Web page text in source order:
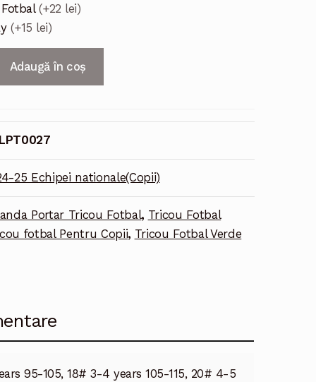
(+22 lei)
(+15 lei)
Adaugă în coș
25 Echipei nationale(Copii)
Portar Tricou Fotbal, Tricou Fotbal
fotbal Pentru Copii, Tricou Fotbal Verde
95-105, 18# 3-4 years 105-115, 20# 4-5